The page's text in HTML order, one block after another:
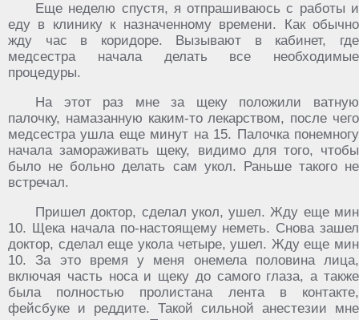
Еще неделю спустя, я отпрашиваюсь с работы и
еду в клинику к назначенному времени. Как обычно
жду час в коридоре. Вызывают в кабинет, где
медсестра начала делать все необходимые
процедуры.
На этот раз мне за щеку положили ватную
палочку, намазанную каким-то лекарством, после чего
медсестра ушла еще минут на 15. Палочка понемногу
начала замораживать щеку, видимо для того, чтобы
было не больно делать сам укол. Раньше такого не
встречал.
Пришел доктор, сделал укол, ушел. Жду еще мин
10. Щека начала по-настоящему неметь. Снова зашел
доктор, сделал еще укола четыре, ушел. Жду еще мин
10. За это время у меня онемела половина лица,
включая часть носа и щеку до самого глаза, а также
была полностью пролистана лента в контакте,
фейсбуке и реддите. Такой сильной анестезии мне